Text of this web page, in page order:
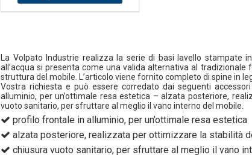
La Volpato Industrie realizza la serie di basi lavello stampate
all’acqua si presenta come una valida alternativa al
struttura del mobile. L’articolo viene fornito completo di spine in
Vostra richiesta e può essere corredato dai seguenti
alluminio, per un’ottimale resa estetica – alzata posteriore,
vuoto sanitario, per sfruttare al meglio il vano interno del mobile.
profilo frontale in alluminio, per un’ottimale resa estetica
alzata posteriore, realizzata per ottimizzare la stabilità
chiusura vuoto sanitario, per sfruttare al meglio il vano